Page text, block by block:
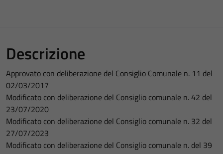
Descrizione
Approvato con deliberazione del Consiglio Comunale n. 11 del
02/03/2017
Modificato con deliberazione del Consiglio comunale n. 42 del
23/07/2020
Modificato con deliberazione del Consiglio comunale n. 32 del
27/07/2023
Modificato con deliberazione del Consiglio comunale n. del 39